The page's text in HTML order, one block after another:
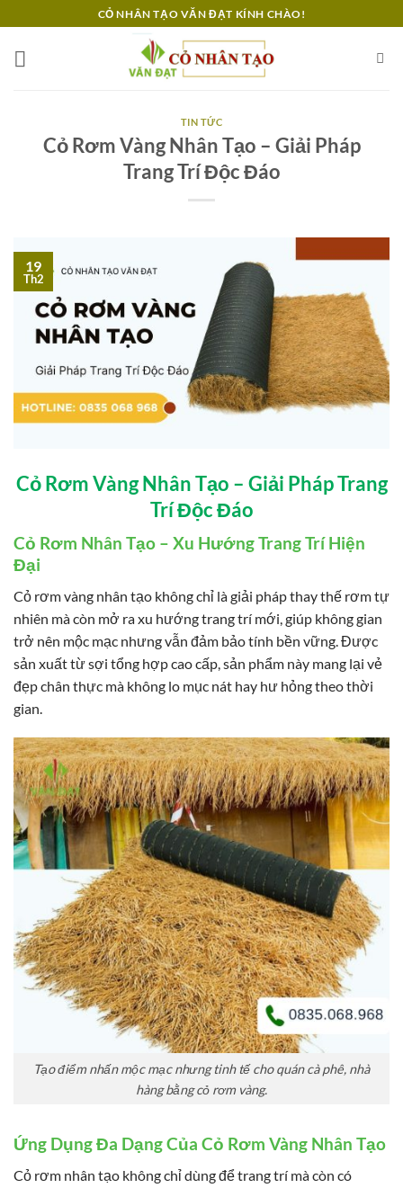
qua
nội
CỎ NHÂN TẠO VĂN ĐẠT KÍNH CHÀO!
TIN TỨC
Cỏ Rơm Vàng Nhân Tạo – Giải Pháp
Trang Trí Độc Đáo
19
Th2
Cỏ Rơm Vàng Nhân Tạo – Giải Pháp Trang
Trí Độc Đáo
Cỏ Rơm Nhân Tạo – Xu Hướng Trang Trí Hiện
Đại
Cỏ rơm vàng nhân tạo không chỉ là giải pháp thay thế rơm tự
nhiên mà còn mở ra xu hướng trang trí mới, giúp không gian
trở nên mộc mạc nhưng vẫn đảm bảo tính bền vững. Được
sản xuất từ sợi tổng hợp cao cấp, sản phẩm này mang lại vẻ
đẹp chân thực mà không lo mục nát hay hư hỏng theo thời
gian.
Tạo điểm nhấn mộc mạc nhưng tinh tế cho quán cà phê, nhà
hàng bằng cỏ rơm vàng.
Ứng Dụng Đa Dạng Của Cỏ Rơm Vàng Nhân Tạo
Cỏ rơm nhân tạo không chỉ dùng để trang trí mà còn có